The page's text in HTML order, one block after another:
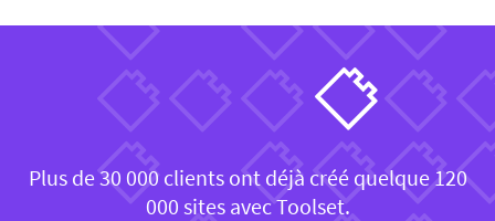
Plus de 30 000 clients ont déjà créé quelque 120
000 sites avec Toolset.